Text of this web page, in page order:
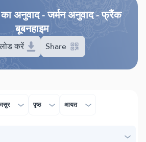
अनुवाद - जर्मन अनुवाद - फ्रैंक
बूबनहाइम
करें Share
पृष्ठ आयत